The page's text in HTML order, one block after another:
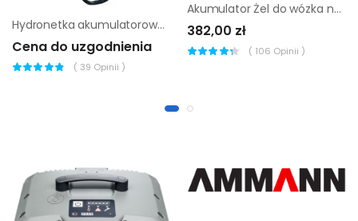
Hydronetka akumulatorowa ICS
Cena do uzgodnienia
( 39 Opinii )
Akumulator Żel do wózka nożycowego Pramac HX10 E
382,00 zł
( 106 Opinii )